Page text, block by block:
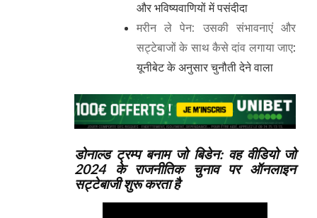
और भविष्यवाणियों में पसंदीदा
मरीन ले पेन: उसकी संभावनाएं और
सट्टेबाजों के साथ कैसे दांव लगाया जाए:
यूनीबेट के अनुसार चुनौती देने वाला
डोनाल्ड ट्रम्प बनाम जो बिडेन: वह वीडियो जो
2024 के राजनीतिक चुनाव पर ऑनलाइन
सट्टेबाजी शुरू करता है